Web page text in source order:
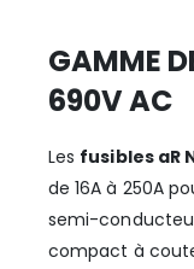
GAMME
690V AC
Les fusibles aR
de 16A à 250A
semi-
compact à